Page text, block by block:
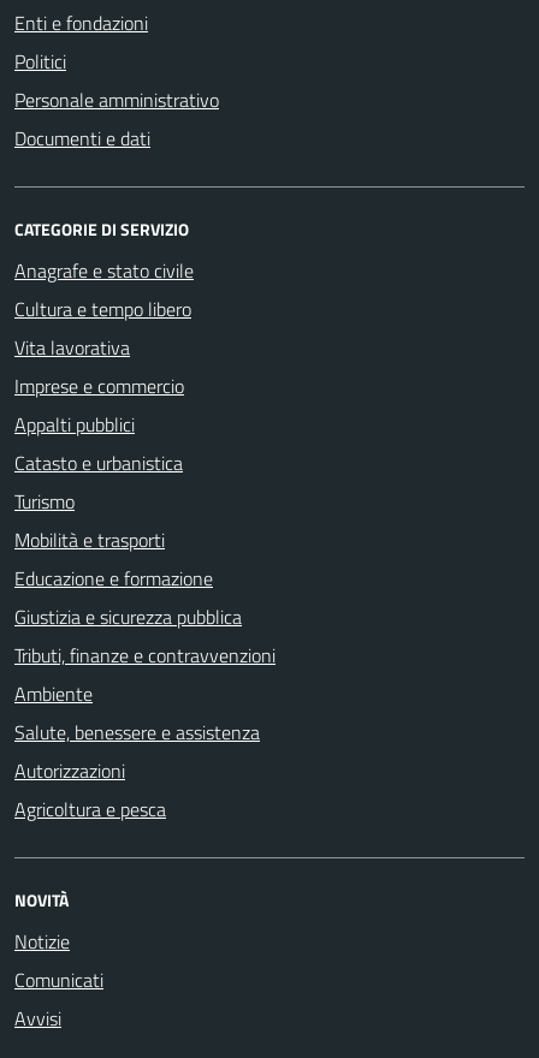
Enti e fondazioni
Politici
Personale amministrativo
Documenti e dati
CATEGORIE DI SERVIZIO
Anagrafe e stato civile
Cultura e tempo libero
Vita lavorativa
Imprese e commercio
Appalti pubblici
Catasto e urbanistica
Turismo
Mobilità e trasporti
Educazione e formazione
Giustizia e sicurezza pubblica
Tributi, finanze e contravvenzioni
Ambiente
Salute, benessere e assistenza
Autorizzazioni
Agricoltura e pesca
NOVITÀ
Notizie
Comunicati
Avvisi